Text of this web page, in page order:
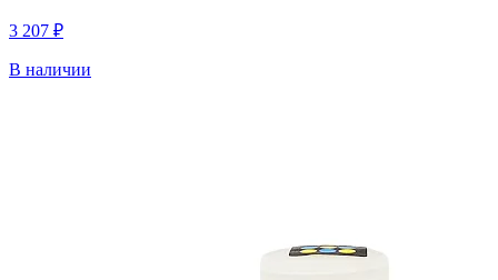
3 207 ₽
В наличии